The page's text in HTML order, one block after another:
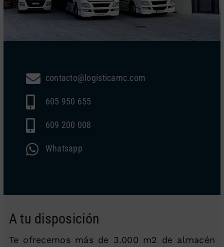
contacto@logisticamc.com
605 950 655
609 200 008
Whatsapp
A tu disposición
Te ofrecemos más de 3.000 m2 de almacén